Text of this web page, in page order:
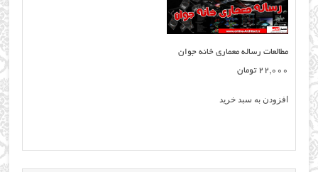
مطالعات رساله معماری خانه جوان
22,000 تومان
افزودن به سبد خرید